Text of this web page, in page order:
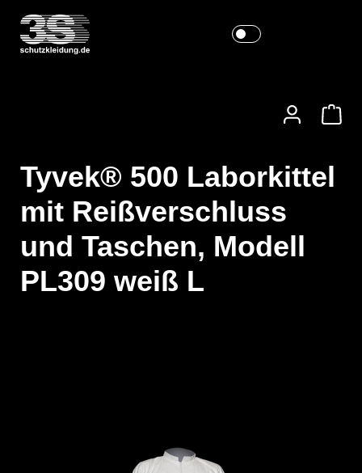
Tyvek® 500 Laborkittel
mit Reißverschluss
und Taschen, Modell
PL309 weiß L